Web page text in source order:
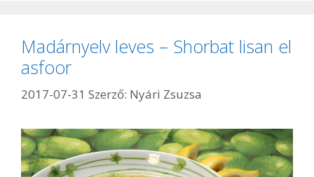
Madárnyelv leves – Shorbat lisan el
asfoor
2017-07-31 Szerző: Nyári Zsuzsa